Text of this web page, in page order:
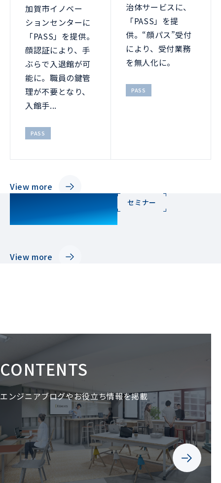
加賀市イノベー
ションセンターに
「PASS」を提供。
顔認証により、手
ぶらで入退館が可
能に。職員の鍵管
理が不要となり、
入館手...
PASS
治体サービスに、
「PASS」を提
供。“顔パス”受付
により、受付業務
を無人化に。
PASS
View more
SEMINAR セミナー
View more
CONTENTS
エンジニアブログやお役立ち情報を掲載